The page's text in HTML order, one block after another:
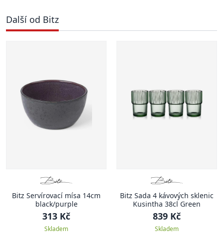
Další od Bitz
Bitz Servírovací mísa 14cm
black/purple
313 Kč
Skladem
Bitz Sada 4 kávových sklenic
Kusintha 38cl Green
839 Kč
Skladem